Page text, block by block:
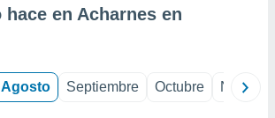
en Acharnes en
Agosto Septiembre Octubre